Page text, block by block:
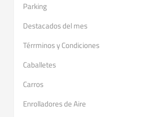
Parking
Destacados del mes
Térrminos y Condiciones
Caballetes
Carros
Enrolladores de Aire